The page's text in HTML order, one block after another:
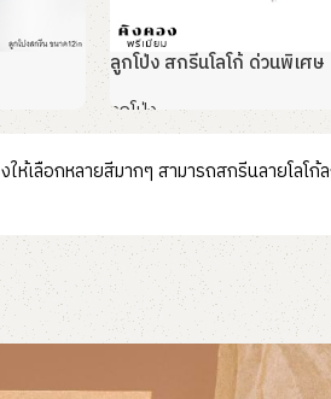
ลูกโป่ง สกรีนโลโก้ ด่วนพิเศ
ลูกโป่ง
เลือกหลายสีมากๆ สามารถสกรีนลายโลโก้